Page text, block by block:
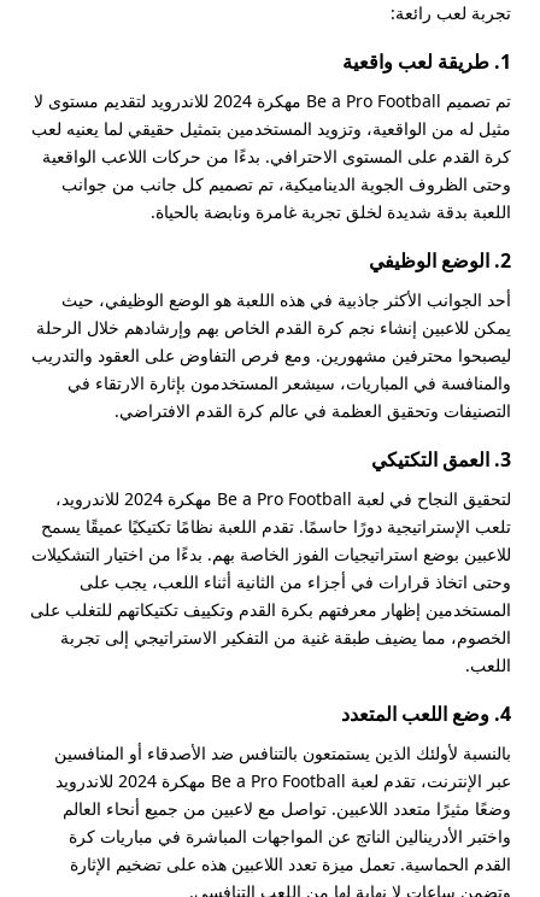
تجربة لعب رائعة:
1. طريقة لعب واقعية
تم تصميم Be a Pro Football مهكرة 2024 للاندرويد لتقديم مستوى لا
مثيل له من الواقعية، وتزويد المستخدمين بتمثيل حقيقي لما يعنيه لعب
كرة القدم على المستوى الاحترافي. بدءًا من حركات اللاعب الواقعية
وحتى الظروف الجوية الديناميكية، تم تصميم كل جانب من جوانب
اللعبة بدقة شديدة لخلق تجربة غامرة ونابضة بالحياة.
2. الوضع الوظيفي
أحد الجوانب الأكثر جاذبية في هذه اللعبة هو الوضع الوظيفي، حيث
يمكن للاعبين إنشاء نجم كرة القدم الخاص بهم وإرشادهم خلال الرحلة
ليصبحوا محترفين مشهورين. ومع فرص التفاوض على العقود والتدريب
والمنافسة في المباريات، سيشعر المستخدمون بإثارة الارتقاء في
التصنيفات وتحقيق العظمة في عالم كرة القدم الافتراضي.
3. العمق التكتيكي
لتحقيق النجاح في لعبة Be a Pro Football مهكرة 2024 للاندرويد،
تلعب الإستراتيجية دورًا حاسمًا. تقدم اللعبة نظامًا تكتيكيًا عميقًا يسمح
للاعبين بوضع استراتيجيات الفوز الخاصة بهم. بدءًا من اختيار التشكيلات
وحتى اتخاذ قرارات في أجزاء من الثانية أثناء اللعب، يجب على
المستخدمين إظهار معرفتهم بكرة القدم وتكييف تكتيكاتهم للتغلب على
الخصوم، مما يضيف طبقة غنية من التفكير الاستراتيجي إلى تجربة
اللعب.
4. وضع اللعب المتعدد
بالنسبة لأولئك الذين يستمتعون بالتنافس ضد الأصدقاء أو المنافسين
عبر الإنترنت، تقدم لعبة Be a Pro Football مهكرة 2024 للاندرويد
وضعًا مثيرًا متعدد اللاعبين. تواصل مع لاعبين من جميع أنحاء العالم
واختبر الأدرينالين الناتج عن المواجهات المباشرة في مباريات كرة
القدم الحماسية. تعمل ميزة تعدد اللاعبين هذه على تضخيم الإثارة
وتضمن ساعات لا نهاية لها من اللعب التنافسي.